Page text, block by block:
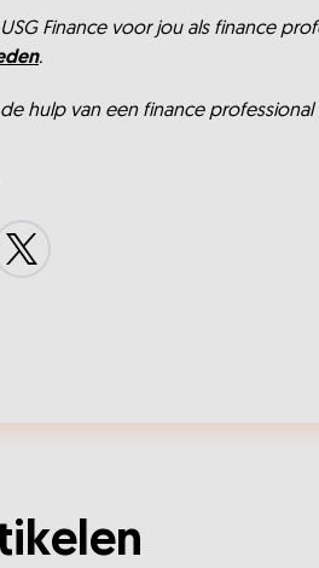
Finance voor jou als finance
.
hulp van een finance
X